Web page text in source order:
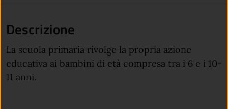
Descrizione
La scuola primaria rivolge la propria azione
educativa ai bambini di età compresa tra i 6 e i 10-
11 anni.